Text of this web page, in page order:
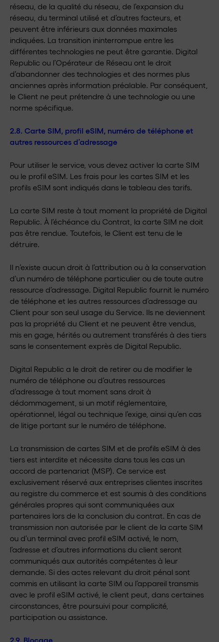
réseau, de la qualité du réseau, de l’expansion du
réseau, du terminal utilisé et d’autres facteurs, et
peuvent être inférieurs aux données maximales
indiquées. La transition ininterrompue entre les
différentes technologies ne peut être garantie. Digital
Republic ou l’Opérateur de Réseau ont le droit
d’abandonner des technologies et des normes plus
anciennes après information préalable. Par conséquent,
le Client ne peut prétendre à une technologie ou une
norme spécifique.
2.8. Carte SIM, profil eSIM, numéro de téléphone et
autres ressources d’adressage
Pour utiliser le service, vous devez activer la carte SIM
ou le profil eSIM. Les frais pour les cartes SIM et les
profils eSIM sont indiqués dans le tableau des tarifs.
La carte SIM reste à tout moment la propriété de Digital
Republic. À l’échéance du Contrat, la carte SIM ne doit
pas être rendue. Toutefois, le Client est tenu de le
détruire.
Il n’existe aucun droit à l’attribution ou à la conservation
d’un numéro de téléphone particulier ou de toute autre
ressource d’adressage. Digital Republic fournit le numéro
de téléphone et les autres ressources d’adressage au
Client pour son seul usage du Service. Ils ne deviennent
pas la propriété du Client et ne peuvent être vendus,
mis en gage, hérités ou autrement transférés à des tiers
sans le consentement exprès de Digital Republic.
Digital Republic a le droit de retirer ou de modifier le
numéro de téléphone ou d’autres ressources
d’adressage à tout moment sans droit à
dédommagement, si un motif réglementaire,
opérationnel, légal ou technique l’exige, ainsi qu’en cas
de litige portant sur le numéro de téléphone.
La transmission de cartes SIM et de profils eSIM à des
tiers est interdite et nécessite dans tous les cas un
accord de partenariat (MSP). Ce service est
exclusivement réservé aux entreprises clientes inscrites
au registre du commerce et est soumis à des conditions
générales propres qui sont communiquées aux
partenaires lors de la conclusion du contrat. En cas de
transmission non autorisée par le client de la carte SIM
ou d’un terminal avec profil eSIM activé, le nom,
l’adresse et d’autres informations du client seront
communiqués aux autorités compétentes à leur
demande. Si des actes relevant du droit pénal sont
commis en utilisant la carte SIM ou l’appareil transmis
avec le profil eSIM activé, le client peut, dans certaines
circonstances, être poursuivi pour complicité,
participation ou assistance.
2.9. Blocage